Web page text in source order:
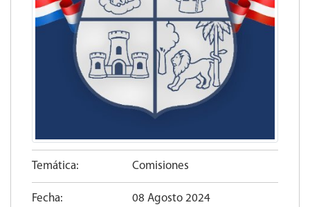
Temática: Comisiones
Fecha: 08 Agosto 2024